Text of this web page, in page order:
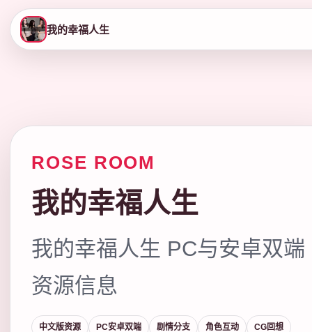
我的幸福人生
ROSE ROOM
我的幸福人生
我的幸福人生 PC与安卓双端
资源信息
中文版资源 PC安卓双端 剧情分支 角色互动 CG回想